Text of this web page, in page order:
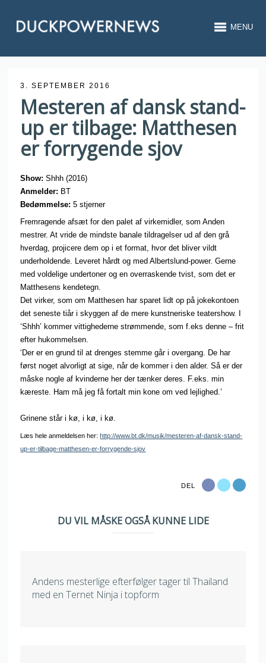
MENU
3. SEPTEMBER 2016
Mesteren af dansk stand-
up er tilbage: Matthesen
er forrygende sjov
Show:Shhh (2016)
Anmelder: BT
Bedømmelse:5 stjerner
Fremragende afsæt for den palet af virkemidler, som Anden
mestrer. At vride de mindste banale tildragelser ud af den grå
hverdag, projicere dem op i et format, hvor det bliver vildt
underholdende. Leveret hårdt og med Albertslund-power. Gerne
med voldelige undertoner og en overraskende tvist, som det er
Matthesens kendetegn.
Det virker, som om Matthesen har sparet lidt op på jokekontoen
det seneste tiår i skyggen af de mere kunstneriske teatershow. I
‘Shhh’ kommer vittighederne strømmende, som f.eks denne – frit
efter hukommelsen.
‘Der er en grund til at drenges stemme går i overgang. De har
først noget alvorligt at sige, når de kommer i den alder. Så er der
måske nogle af kvinderne her der tænker deres. F.eks. min
kæreste. Ham må jeg få fortalt min kone om ved lejlighed.’
Grinene står i kø, i kø, i kø.
Læs hele anmeldelsen her:http://www.bt.dk/musik/mesteren-af-dansk-stand-
up-er-tilbage-matthesen-er-forrygende-sjov
DEL
DU VIL MÅSKE OGSÅ KUNNE LIDE
Andens mesterlige efterfølger tager til Thailand
med en Ternet Ninja i topform